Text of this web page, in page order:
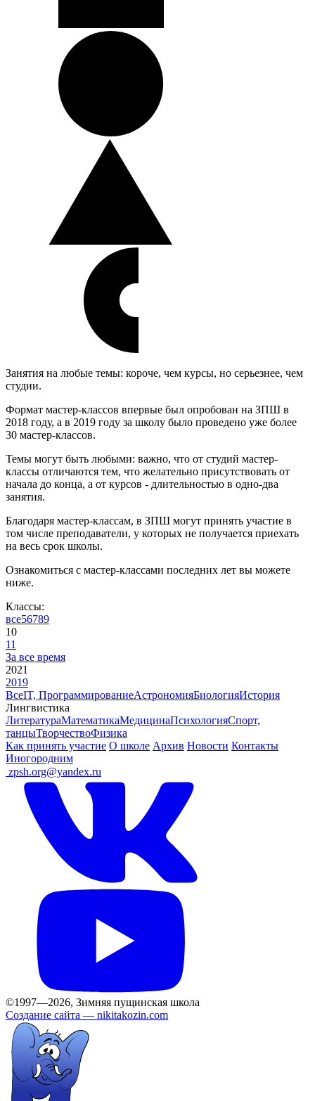
Занятия на любые темы: короче, чем курсы, но серьезнее, чем
студии.
Формат мастер-классов впервые был опробован на ЗПШ в
2018 году, а в 2019 году за школу было проведено уже более
30 мастер-классов.
Темы могут быть любыми: важно, что от студий мастер-
классы отличаются тем, что желательно присутствовать от
начала до конца, а от курсов - длительностью в одно-два
занятия.
Благодаря мастер-классам, в ЗПШ могут принять участие в
том числе преподаватели, у которых не получается приехать
на весь срок школы.
Ознакомиться с мастер-классами последних лет вы можете
ниже.
Классы:
все56789
10
11
За все время
2021
2019
ВсеIT, ПрограммированиеАстрономияБиологияИстория
Лингвистика
ЛитератураМатематикаМедицинаПсихологияСпорт,
танцыТворчествоФизика
Как принять участие О школе Архив Новости Контакты
Иногородним
zpsh.org@yandex.ru
©1997—2026, Зимняя пущинская школа
Создание сайта — nikitakozin.com